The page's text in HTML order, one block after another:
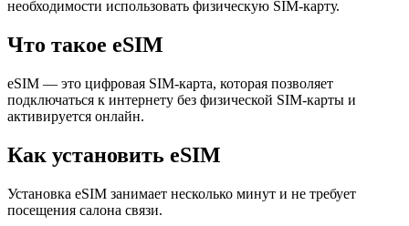
необходимости использовать физическую SIM-карту.
Что такое eSIM
eSIM — это цифровая SIM-карта, которая позволяет
подключаться к интернету без физической SIM-карты и
активируется онлайн.
Как установить eSIM
Установка eSIM занимает несколько минут и не требует
посещения салона связи.